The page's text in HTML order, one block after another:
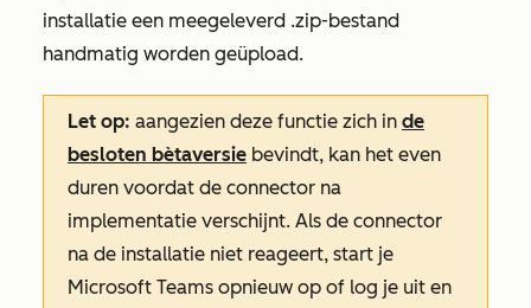
installatie een meegeleverd .zip-bestand
handmatig worden geüpload.
Let op: aangezien deze functie zich in de
besloten bètaversie bevindt, kan het even
duren voordat de connector na
implementatie verschijnt. Als de connector
na de installatie niet reageert, start je
Microsoft Teams opnieuw op of log je uit en